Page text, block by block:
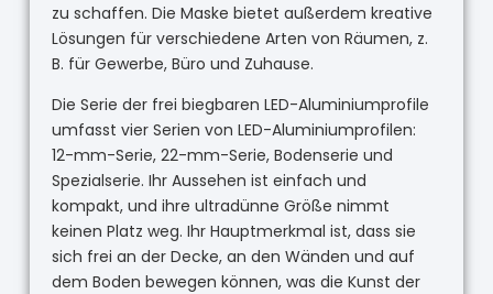
zu schaffen. Die Maske bietet außerdem kreative
Lösungen für verschiedene Arten von Räumen, z.
B. für Gewerbe, Büro und Zuhause.
Die Serie der frei biegbaren LED-Aluminiumprofile
umfasst vier Serien von LED-Aluminiumprofilen:
12-mm-Serie, 22-mm-Serie, Bodenserie und
Spezialserie. Ihr Aussehen ist einfach und
kompakt, und ihre ultradünne Größe nimmt
keinen Platz weg. Ihr Hauptmerkmal ist, dass sie
sich frei an der Decke, an den Wänden und auf
dem Boden bewegen können, was die Kunst der